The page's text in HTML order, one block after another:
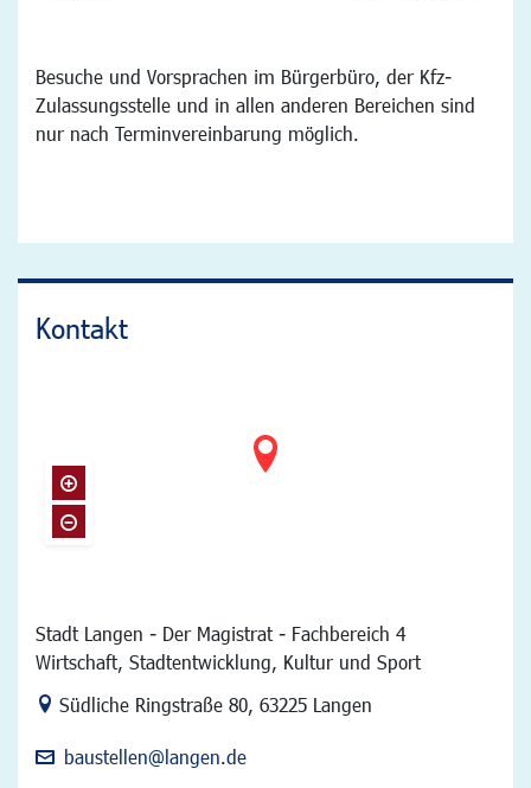
Besuche und Vorsprachen im Bürgerbüro, der Kfz-
Zulassungsstelle und in allen anderen Bereichen sind
nur nach Terminvereinbarung möglich.
Kontakt
Stadt Langen - Der Magistrat - Fachbereich 4
Wirtschaft, Stadtentwicklung, Kultur und Sport
Link zur Google-Maps Navigation
Südliche Ringstraße 80, 63225 Langen
baustellen@langen.de